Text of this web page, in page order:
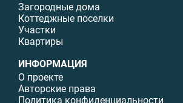
Загородные дома
Коттеджные поселки
Участки
Квартиры
ИНФОРМАЦИЯ
О проекте
Авторские права
Политика конфиденциальности